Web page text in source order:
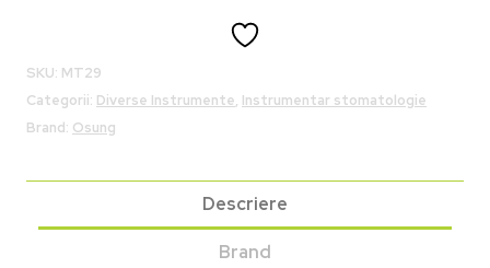
SKU: MT29
Categorii: Diverse Instrumente, Instrumentar stomatologie
Brand: Osung
Descriere
Brand